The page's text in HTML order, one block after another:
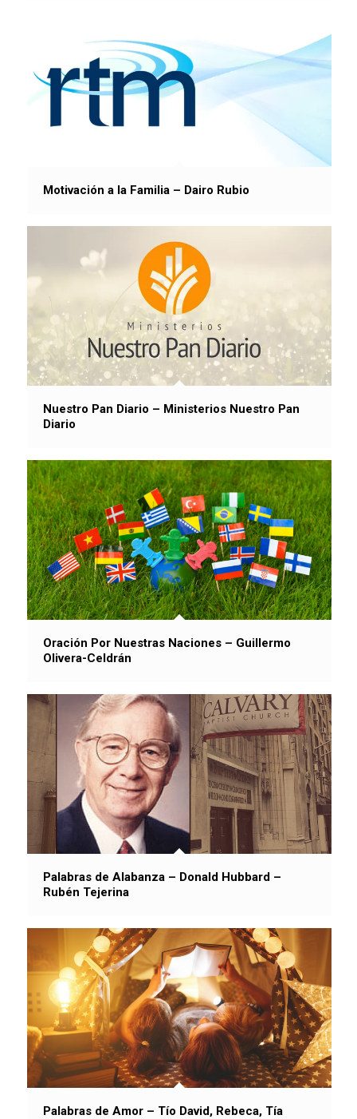
Motivación a la Familia – Dairo Rubio
Nuestro Pan Diario – Ministerios Nuestro Pan
Diario
Oración Por Nuestras Naciones – Guillermo
Olivera-Celdrán
Palabras de Alabanza – Donald Hubbard –
Rubén Tejerina
Palabras de Amor – Tío David, Rebeca, Tía